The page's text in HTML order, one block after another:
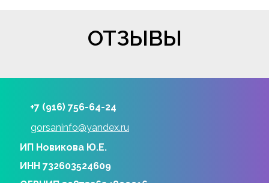
ОТЗЫВЫ
+7 (916) 756-64-24
gorsaninfo@yandex.ru
ИП Новикова Ю.Е.
ИНН 732603524609